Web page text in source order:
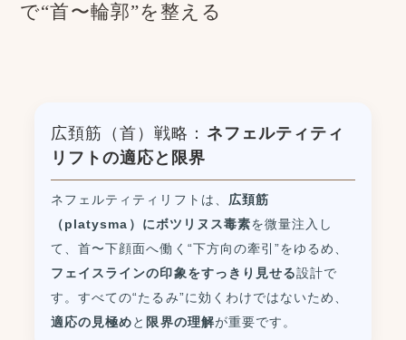
で“首〜輪郭”を整える
広頚筋（首）戦略： ネフェルティティ
リフトの適応と限界
ネフェルティティリフトは、 広頚筋
（platysma）にボツリヌス毒素を微量注入し
て、首〜下顔面へ働く“下方向の牽引”をゆるめ、
フェイスラインの印象をすっきり見せる設計で
す。すべての“たるみ”に効くわけではないため、
適応の見極めと 限界の理解が重要です。